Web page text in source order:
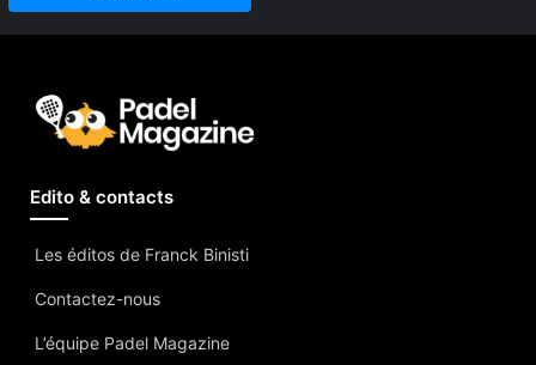
Edito & contacts
Les éditos de Franck Binisti
Contactez-nous
L’équipe Padel Magazine